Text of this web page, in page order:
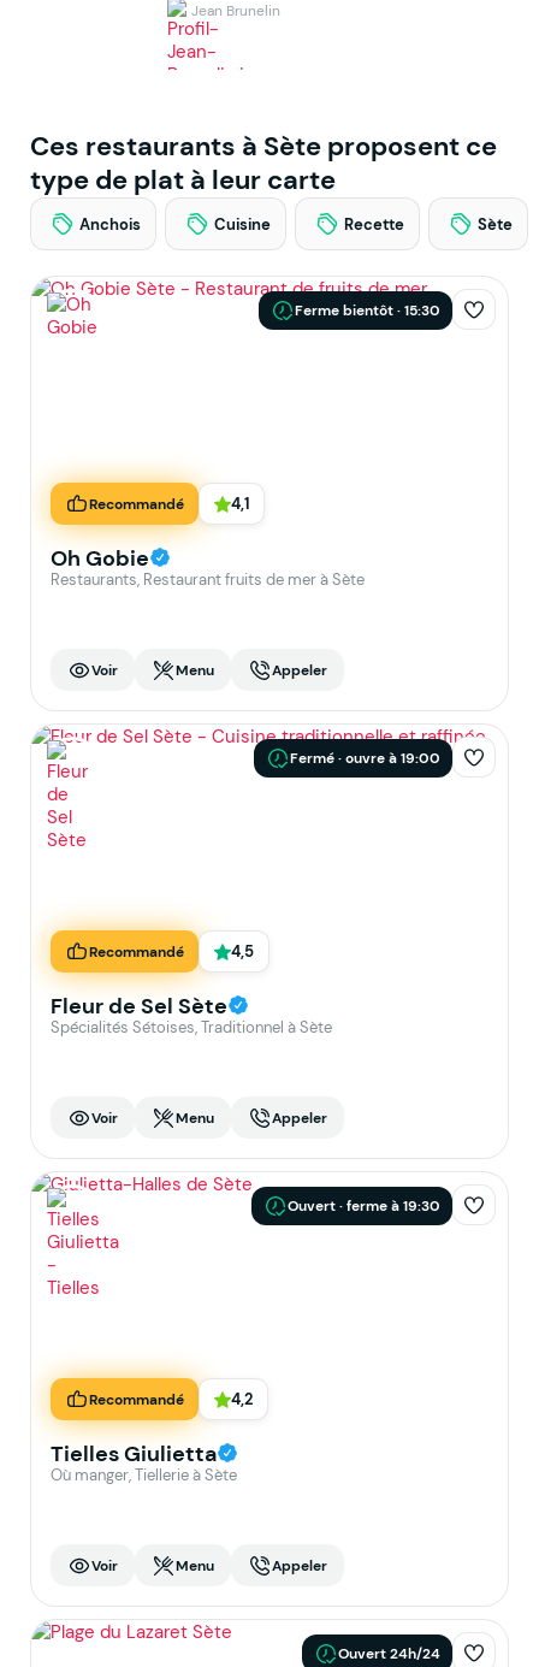
Jean Brunelin
Ces restaurants à Sète proposent ce
type de plat à leur carte
Anchois Cuisine Recette Sète
Ferme bientôt · 15:30
Recommandé 4,1
Oh Gobie
Restaurants, Restaurant fruits de mer à Sète
Voir Menu Appeler
Fermé · ouvre à 19:00
Recommandé 4,5
Fleur de Sel Sète
Spécialités Sétoises, Traditionnel à Sète
Voir Menu Appeler
Ouvert · ferme à 19:30
Recommandé 4,2
Tielles Giulietta
Où manger, Tiellerie à Sète
Voir Menu Appeler
Ouvert 24h/24